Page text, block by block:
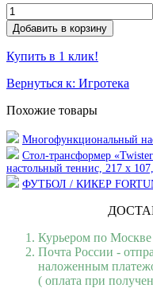
Купить в 1 клик!
Вернуться к: Игротека
Похожие товары
Многофункциональный
Cтол-трансформер
настольный теннис, 217 х
ФУТБОЛ / КИКЕР
Курьером по
Почта России -
наложенным
( оплата при